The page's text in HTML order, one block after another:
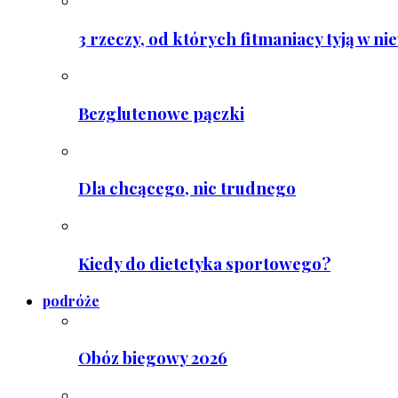
3 rzeczy, od których fitmaniacy tyją w
Bezglutenowe pączki
Dla chcącego, nic trudnego
Kiedy do dietetyka sportowego?
podróże
Obóz biegowy 2026